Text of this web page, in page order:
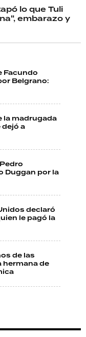
lo que Tuli
embarazo y
Facundo
Belgrano:
la madrugada
a
Duggan por la
declaró
le pagó la
de las
hermana de